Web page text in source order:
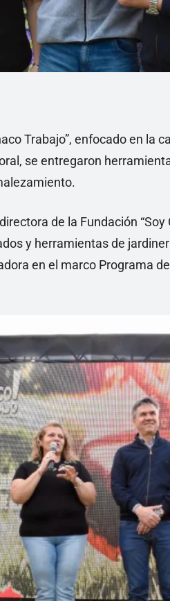
Trabajo”, enfocado en la
se entregaron
de la Fundación
y herramientas de
en el marco Programa